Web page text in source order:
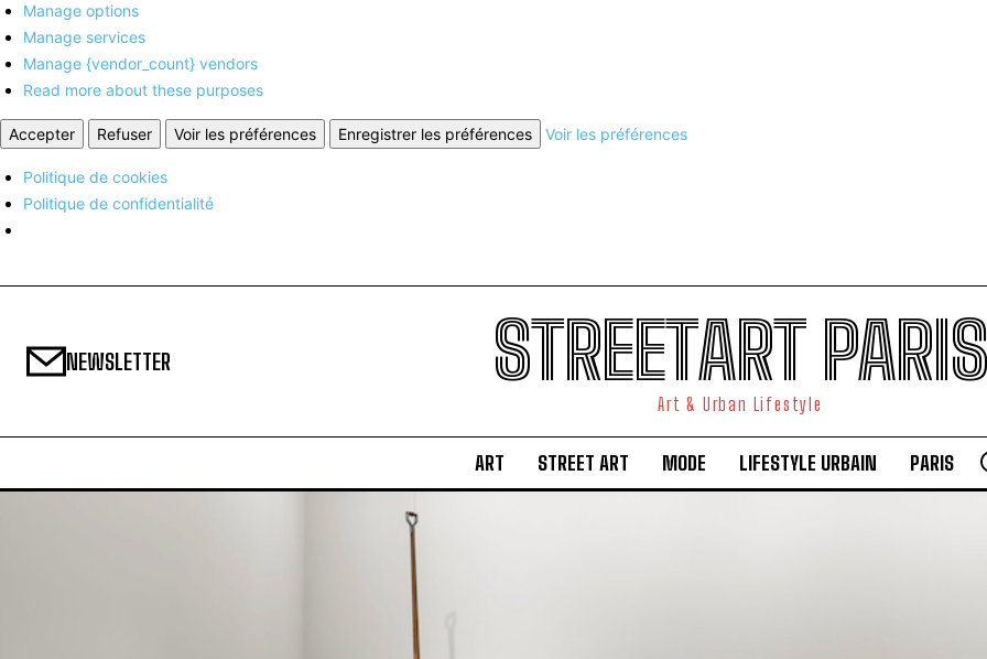
Manage options
Manage services
Manage {vendor_count} vendors
Read more about these purposes
Accepter Refuser Voir les préférences Enregistrer les préférences Voir les préférences
Politique de cookies
Politique de confidentialité
NEWSLETTER STREETART PARIS
Art & Urban Lifestyle
ART STREET ART MODE LIFESTYLE URBAIN PARIS